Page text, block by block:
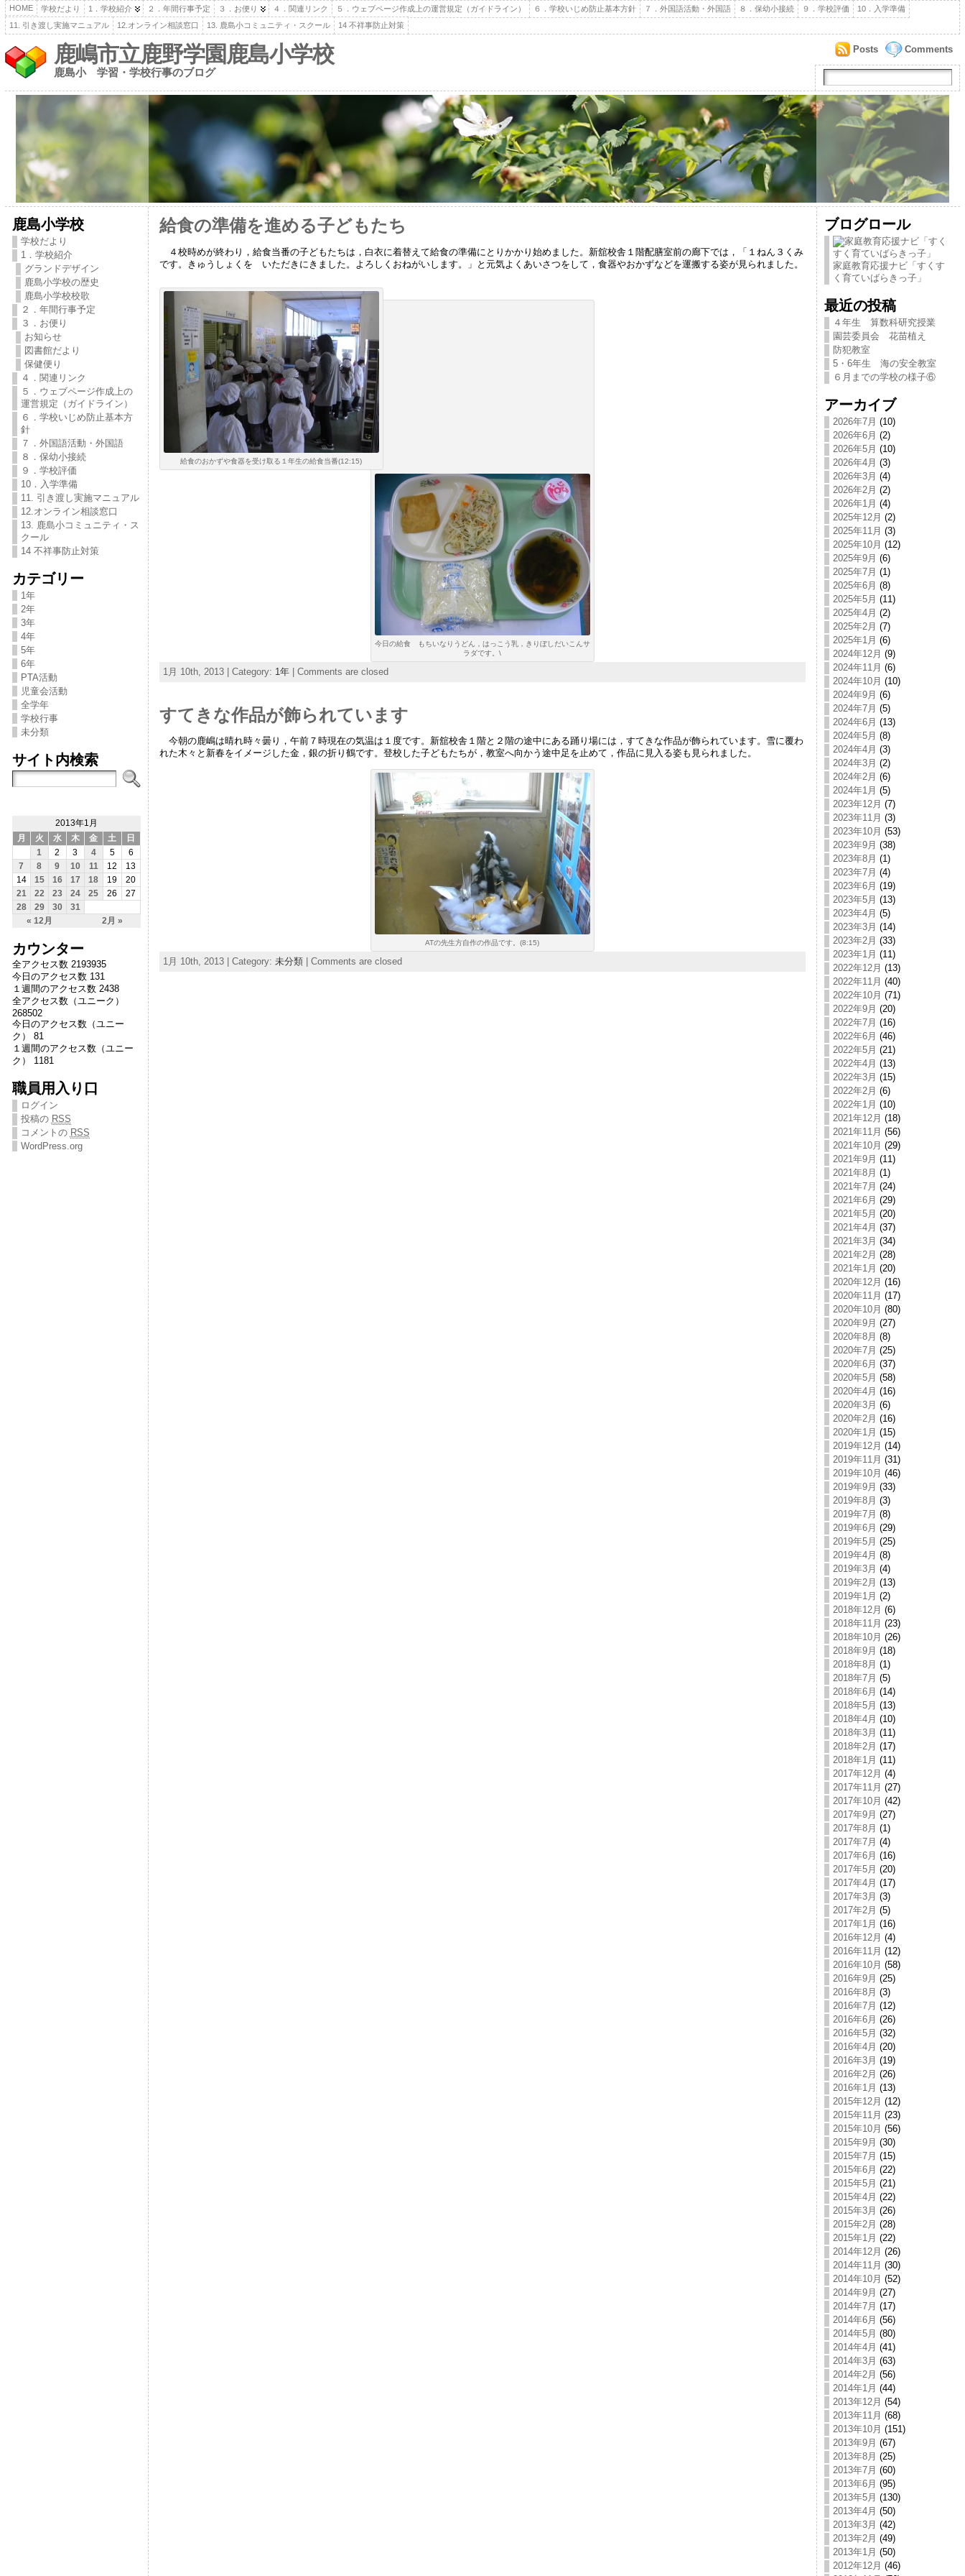
HOME 学校だより 1．学校紹介 ２．年間行事予定 ３．お便り ４．関連リンク ５．ウェブページ作成上の運営規定（ガイドライン） ６．学校いじめ防止基本方針 ７．外国語活動・外国語 ８．保幼小接続 ９．学校評価
10．入学準備
11. 引き渡し実施マニュアル
12.オンライン相談窓口 13. 鹿島小コミュニティ・スクール 14 不祥事防止対策
鹿嶋市立鹿野学園鹿島小学校
鹿島小 学習・学校行事のブログ
Comments
Posts
鹿島小学校
学校だより
1．学校紹介
グランドデザイン
鹿島小学校の歴史
鹿島小学校校歌
２．年間行事予定
３．お便り
お知らせ
図書館だより
保健便り
４．関連リンク
５．ウェブページ作成上の
運営規定（ガイドライン）
６．学校いじめ防止基本方
針
７．外国語活動・外国語
８．保幼小接続
９．学校評価
10．入学準備
11. 引き渡し実施マニュアル
12.オンライン相談窓口
13. 鹿島小コミュニティ・ス
クール
14 不祥事防止対策
カテゴリー
1年
2年
3年
4年
5年
6年
PTA活動
児童会活動
全学年
学校行事
未分類
サイト内検索
2013年1月
月
火 水 木 金 土 日
« 12月 2月 »
1 2 3 4 5
6
7
8 9 10 11 12
13
14
15 16 17 18 19
20
21
22 23 24 25 26
27
28
29 30 31
カウンター
全アクセス数 2193935
今日のアクセス数 131
１週間のアクセス数 2438
全アクセス数（ユニーク）
268502
今日のアクセス数（ユニー
ク） 81
１週間のアクセス数（ユニー
ク） 1181
職員用入り口
ログイン
投稿の RSS
コメントの RSS
WordPress.org
給食の準備を進める子どもたち
４校時めが終わり，給食当番の子どもたちは，白衣に着替えて給食の準備にとりかかり始めました。新舘校舎１階配膳室前の廊下では，「１ねん３くみ
です。きゅうしょくを いただきにきました。よろしくおねがいします。」と元気よくあいさつをして，食器やおかずなどを運搬する姿が見られました。
給食のおかずや食器を受け取る１年生の給食当番(12:15)
今日の給食 もちいなりうどん，はっこう乳，きりぼしだいこんサ
ラダです。\
1月 10th, 2013 | Category: 1年| Comments are closed
すてきな作品が飾られています
今朝の鹿嶋は晴れ時々曇り，午前７時現在の気温は１度です。新舘校舎１階と２階の途中にある踊り場には，すてきな作品が飾られています。雪に覆わ
れた木々と新春をイメージした金，銀の折り鶴です。登校した子どもたちが，教室へ向かう途中足を止めて，作品に見入る姿も見られました。
ATの先生方自作の作品です。(8:15)
1月 10th, 2013 | Category: 未分類| Comments are closed
ブログロール
家庭教育応援ナビ「すくす
く育ていばらきっ子」
最近の投稿
４年生 算数科研究授業
園芸委員会 花苗植え
防犯教室
5・6年生 海の安全教室
６月までの学校の様子⑥
アーカイブ
2026年7月 (10)
2026年6月 (2)
2026年5月 (10)
2026年4月 (3)
2026年3月 (4)
2026年2月 (2)
2026年1月 (4)
2025年12月 (2)
2025年11月 (3)
2025年10月 (12)
2025年9月 (6)
2025年7月 (1)
2025年6月 (8)
2025年5月 (11)
2025年4月 (2)
2025年2月 (7)
2025年1月 (6)
2024年12月 (9)
2024年11月 (6)
2024年10月 (10)
2024年9月 (6)
2024年7月 (5)
2024年6月 (13)
2024年5月 (8)
2024年4月 (3)
2024年3月 (2)
2024年2月 (6)
2024年1月 (5)
2023年12月 (7)
2023年11月 (3)
2023年10月 (53)
2023年9月 (38)
2023年8月 (1)
2023年7月 (4)
2023年6月 (19)
2023年5月 (13)
2023年4月 (5)
2023年3月 (14)
2023年2月 (33)
2023年1月 (11)
2022年12月 (13)
2022年11月 (40)
2022年10月 (71)
2022年9月 (20)
2022年7月 (16)
2022年6月 (46)
2022年5月 (21)
2022年4月 (13)
2022年3月 (15)
2022年2月 (6)
2022年1月 (10)
2021年12月 (18)
2021年11月 (56)
2021年10月 (29)
2021年9月 (11)
2021年8月 (1)
2021年7月 (24)
2021年6月 (29)
2021年5月 (20)
2021年4月 (37)
2021年3月 (34)
2021年2月 (28)
2021年1月 (20)
2020年12月 (16)
2020年11月 (17)
2020年10月 (80)
2020年9月 (27)
2020年8月 (8)
2020年7月 (25)
2020年6月 (37)
2020年5月 (58)
2020年4月 (16)
2020年3月 (6)
2020年2月 (16)
2020年1月 (15)
2019年12月 (14)
2019年11月 (31)
2019年10月 (46)
2019年9月 (33)
2019年8月 (3)
2019年7月 (8)
2019年6月 (29)
2019年5月 (25)
2019年4月 (8)
2019年3月 (4)
2019年2月 (13)
2019年1月 (2)
2018年12月 (6)
2018年11月 (23)
2018年10月 (26)
2018年9月 (18)
2018年8月 (1)
2018年7月 (5)
2018年6月 (14)
2018年5月 (13)
2018年4月 (10)
2018年3月 (11)
2018年2月 (17)
2018年1月 (11)
2017年12月 (4)
2017年11月 (27)
2017年10月 (42)
2017年9月 (27)
2017年8月 (1)
2017年7月 (4)
2017年6月 (16)
2017年5月 (20)
2017年4月 (17)
2017年3月 (3)
2017年2月 (5)
2017年1月 (16)
2016年12月 (4)
2016年11月 (12)
2016年10月 (58)
2016年9月 (25)
2016年8月 (3)
2016年7月 (12)
2016年6月 (26)
2016年5月 (32)
2016年4月 (20)
2016年3月 (19)
2016年2月 (26)
2016年1月 (13)
2015年12月 (12)
2015年11月 (23)
2015年10月 (56)
2015年9月 (30)
2015年7月 (15)
2015年6月 (22)
2015年5月 (21)
2015年4月 (22)
2015年3月 (26)
2015年2月 (28)
2015年1月 (22)
2014年12月 (26)
2014年11月 (30)
2014年10月 (52)
2014年9月 (27)
2014年7月 (17)
2014年6月 (56)
2014年5月 (80)
2014年4月 (41)
2014年3月 (63)
2014年2月 (56)
2014年1月 (44)
2013年12月 (54)
2013年11月 (68)
2013年10月 (151)
2013年9月 (67)
2013年8月 (25)
2013年7月 (60)
2013年6月 (95)
2013年5月 (130)
2013年4月 (50)
2013年3月 (42)
2013年2月 (49)
2013年1月 (50)
2012年12月 (46)